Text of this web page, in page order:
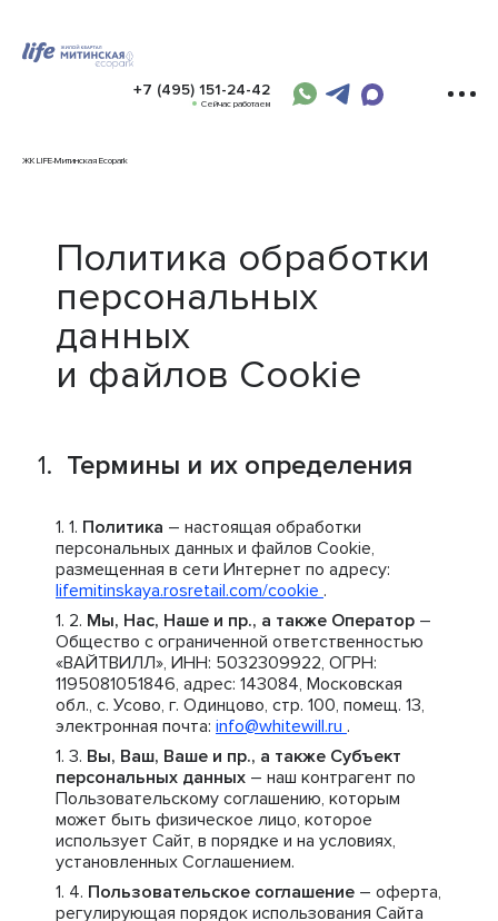
ЖК LIFE-Митинская Ecopark
+7 (495) 151-24-42
Сейчас работаем
Политика обработки
персональных
данных
и файлов Cookie
Термины и их определения
Политика – настоящая обработки
персональных данных и файлов Cookie,
размещенная в сети Интернет по адресу:
lifemitinskaya.rosretail.com/cookie .
Мы, Нас, Наше и пр., а также Оператор –
Общество с ограниченной ответственностью
«ВАЙТВИЛЛ», ИНН: 5032309922, ОГРН:
1195081051846, адрес: 143084, Московская
обл., с. Усово, г. Одинцово, стр. 100, помещ. 13,
электронная почта: info@whitewill.ru .
Вы, Ваш, Ваше и пр., а также Субъект
персональных данных – наш контрагент по
Пользовательскому соглашению, которым
может быть физическое лицо, которое
использует Сайт, в порядке и на условиях,
установленных Соглашением.
Пользовательское соглашение – оферта,
регулирующая порядок использования Сайта